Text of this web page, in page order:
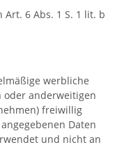
6 Abs. 1 S. 1 lit. b
werbliche
oder anderweitigen
freiwillig
Daten
und nicht an